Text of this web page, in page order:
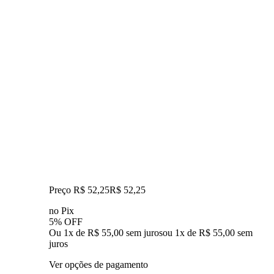
Preço R$ 52,25R$ 52,25
no Pix
5% OFF
Ou 1x de R$ 55,00 sem jurosou 1x de R$ 55,00 sem
juros
Ver opções de pagamento